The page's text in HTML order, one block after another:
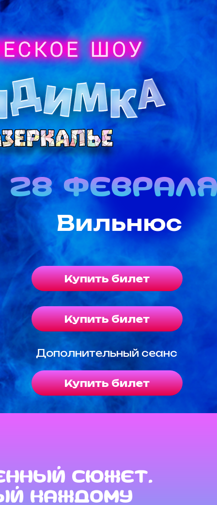
Вильнюс
28
Купить билет
Купить билет
Купить билет
Дополнительный сеанс
сюжет,
каждому